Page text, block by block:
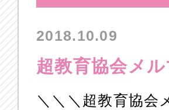
2018.10.09
超教育協会メ
＼＼＼超教育協会